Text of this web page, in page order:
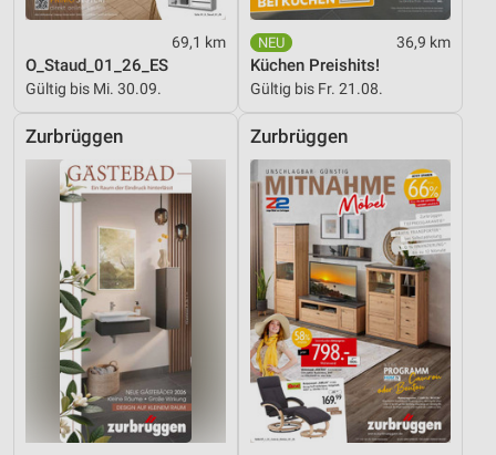
69,1 km
O_Staud_01_26_ES
Gültig bis Mi. 30.09.
36,9 km
Küchen Preishits!
Gültig bis Fr. 21.08.
Zurbrüggen Zurbrüggen